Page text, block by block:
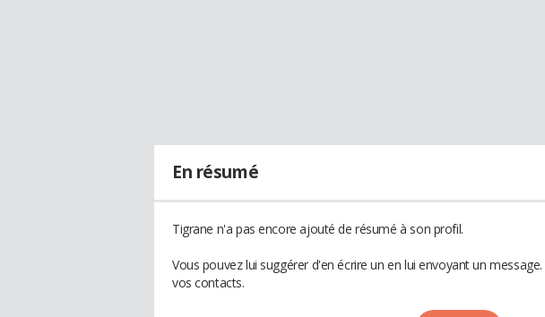
En résumé
Tigrane n'a pas encore ajouté de résumé à son profil.
Vous pouvez lui suggérer d'en écrire un en lui envoyant un
vos contacts.